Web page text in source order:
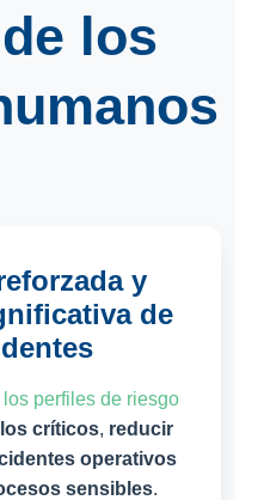
los
y
de
perfiles de riesgo
críticos, reducir
operativos
sensibles.